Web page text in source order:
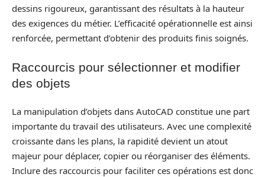
dessins rigoureux, garantissant des résultats à la hauteur
des exigences du métier. L’efficacité opérationnelle est ainsi
renforcée, permettant d’obtenir des produits finis soignés.
Raccourcis pour sélectionner et modifier
des objets
La manipulation d’objets dans AutoCAD constitue une part
importante du travail des utilisateurs. Avec une complexité
croissante dans les plans, la rapidité devient un atout
majeur pour déplacer, copier ou réorganiser des éléments.
Inclure des raccourcis pour faciliter ces opérations est donc